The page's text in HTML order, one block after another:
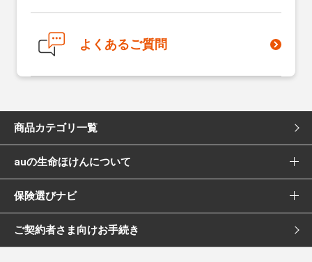
よくあるご質問
商品カテゴリ一覧
死亡保険
医療保険
女性向け医療保険
auの生命ほけんについて
選ばれる理由
Pontaポイント還元について
保険選びナビ
保険選びナビ トップ
ご契約者さま向けお手続き